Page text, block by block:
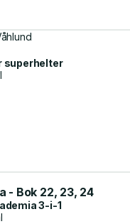
superhelter
- Bok 22, 23, 24
3-i-1